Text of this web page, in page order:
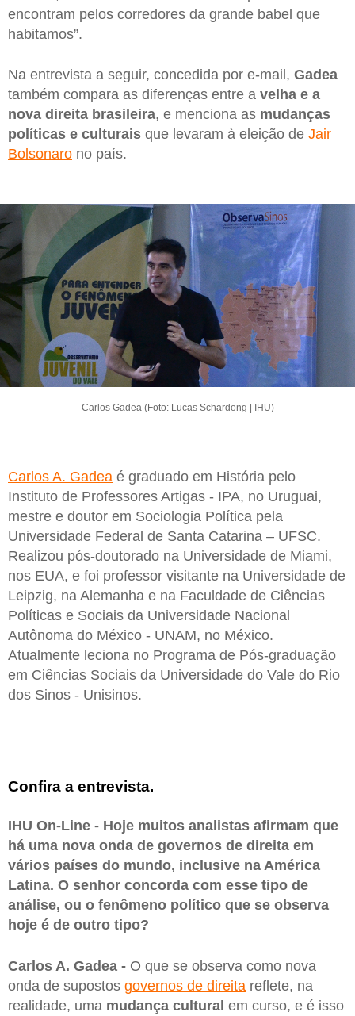
encontram pelos corredores da grande babel que
habitamos”.
Na entrevista a seguir, concedida por e-mail, Gadea
também compara as diferenças entre a velha e a
nova direita brasileira, e menciona as mudanças
políticas e culturais que levaram à eleição de Jair
Bolsonaro no país.
Carlos Gadea (Foto: Lucas Schardong | IHU)
Carlos A. Gadea é graduado em História pelo
Instituto de Professores Artigas - IPA, no Uruguai,
mestre e doutor em Sociologia Política pela
Universidade Federal de Santa Catarina – UFSC.
Realizou pós-doutorado na Universidade de Miami,
nos EUA, e foi professor visitante na Universidade de
Leipzig, na Alemanha e na Faculdade de Ciências
Políticas e Sociais da Universidade Nacional
Autônoma do México - UNAM, no México.
Atualmente leciona no Programa de Pós-graduação
em Ciências Sociais da Universidade do Vale do Rio
dos Sinos - Unisinos.
Confira a entrevista.
IHU On-Line - Hoje muitos analistas afirmam que
há uma nova onda de governos de direita em
vários países do mundo, inclusive na América
Latina. O senhor concorda com esse tipo de
análise, ou o fenômeno político que se observa
hoje é de outro tipo?
Carlos A. Gadea - O que se observa como nova
onda de supostos governos de direita reflete, na
realidade, uma mudança cultural em curso, e é isso